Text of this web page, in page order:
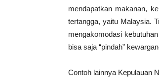
mendapatkan makanan,
tertangga, yaitu Malaysia.
mengakomodasi
bisa saja “pindah”
Contoh lainnya Kepulauan